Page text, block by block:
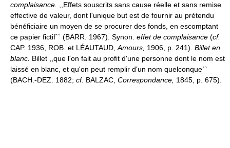
complaisance.
,,Effets souscrits sans cause réelle et sans remise
effective de valeur, dont l'unique but est de fournir au prétendu
bénéficiaire un moyen de se procurer des fonds, en escomptant
ce papier fictif`` (BARR. 1967). Synon. effet de complaisance (cf.
CAP. 1936, ROB. et LÉAUTAUD, Amours, 1906, p. 241). Billet en
blanc. Billet ,,que l'on fait au profit d'une personne dont le nom est
laissé en blanc, et qu'on peut remplir d'un nom quelconque``
(BACH.-DEZ. 1882; cf. BALZAC, Correspondance, 1845, p. 675).